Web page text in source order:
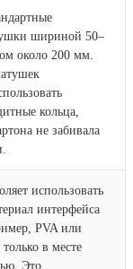
шириной 50–
около 200 мм.
кольца,
не забивала
использовать
интерфейса
PVA или
в месте
Это